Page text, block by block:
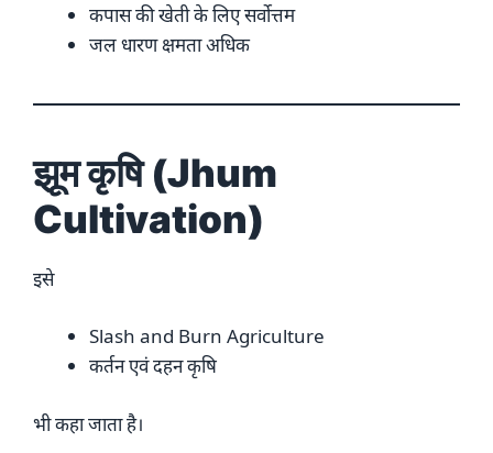
कपास की खेती के लिए सर्वोत्तम
जल धारण क्षमता अधिक
झूम कृषि (Jhum
Cultivation)
इसे
Slash and Burn Agriculture
कर्तन एवं दहन कृषि
भी कहा जाता है।